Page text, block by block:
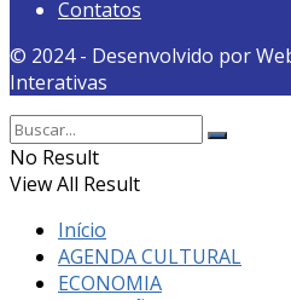
Contatos
© 2024 - Desenvolvido por
Interativas
No Result
View All Result
Início
AGENDA CULTURAL
ECONOMIA